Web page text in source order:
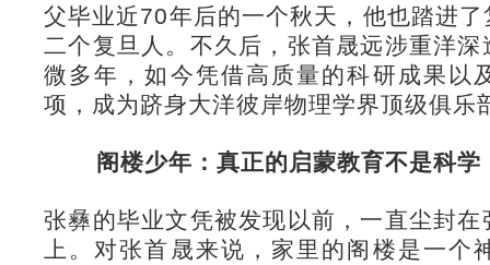
父毕业近70年后的一个秋天，他也踏进
二个复旦人。不久后，张首晟远涉重洋
微多年，如今凭借高质量的科研成果以
项，成为跻身大洋彼岸物理学界顶级俱乐
阁楼少年：真正的启蒙教育不是科
张彝的毕业文凭被发现以前，一直尘封
上。对张首晟来说，家里的阁楼是一个